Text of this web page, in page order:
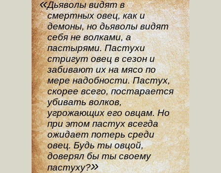
Дьяволы видят в
смертных овец, как и
демоны, но дьяволы видят
себя не волками, а
пастырями. Пастухи
стригут овец в сезон и
забивают их на мясо по
мере надобности. Пастух,
скорее всего, постарается
убивать волков,
угрожающих его овцам. Но
при этом пастух всегда
ожидает потерь среди
овец. Будь ты овцой,
доверял бы ты своему
пастуху?